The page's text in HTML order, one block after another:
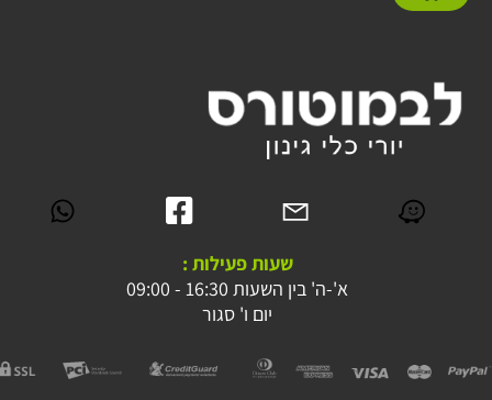
שעות פעילות :
א'-ה' בין השעות 16:30 - 09:00
יום ו' סגור